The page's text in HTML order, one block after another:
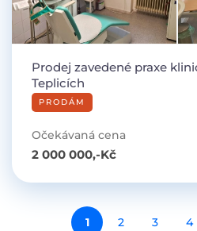
Prodej zavedené praxe
Teplicích
PRODÁM
Očekávaná cena
2 000 000,-Kč
Aktuální
1 Page
2 Page
3 4